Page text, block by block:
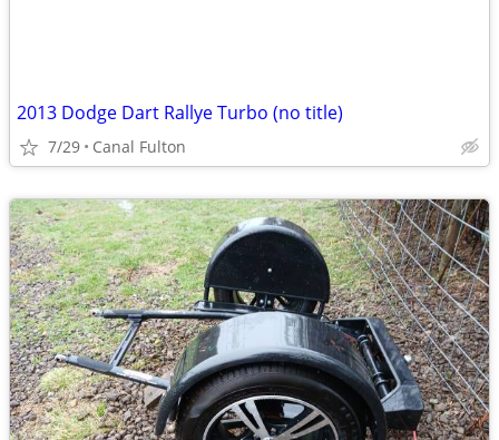
2013 Dodge Dart Rallye Turbo (no title)
7/29 Canal Fulton